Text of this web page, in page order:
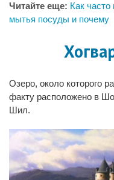
Читайте еще: Как
мытья посуды и почему
Озеро, около которого
факту расположено в
Шил.